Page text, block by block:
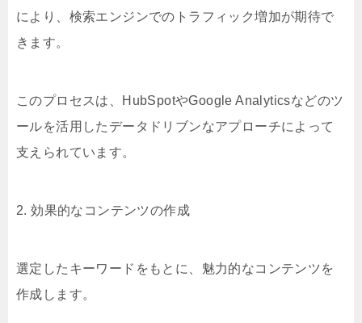
により、検索エンジンでのトラフィック増加が期待で
きます。
このプロセスは、HubSpotやGoogle Analyticsなどのツ
ールを活用したデータドリブンなアプローチによって
支えられています。
2. 効果的なコンテンツの作成
選定したキーワードをもとに、魅力的なコンテンツを
作成します。